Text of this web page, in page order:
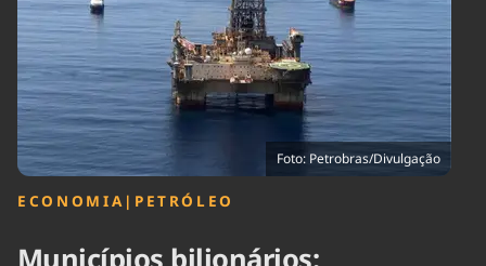
Ciência &
Tecnologia
Cinema
Infraestrutura
Internacional
Saúde
Tempo
Foto: Petrobras/Divulgação
ECONOMIA | PETRÓLEO